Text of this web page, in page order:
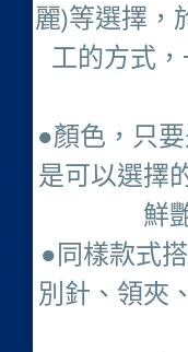
麗)等選擇，
工的方式
●顏色，只
是可以選擇
鮮
●同樣款式
別針、領夾